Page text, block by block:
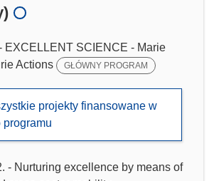
EXCELLENT SCIENCE - Marie
Actions
GŁÓWNY PROGRAM
projekty finansowane w
programu
- Nurturing excellence by means of